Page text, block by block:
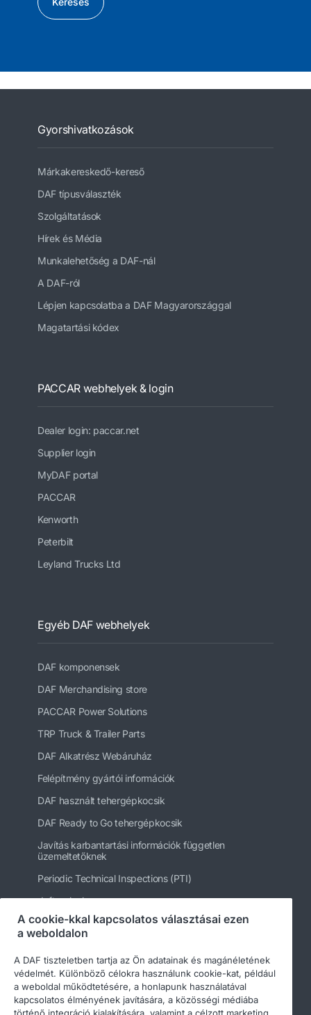
Gyorshivatkozások
Márkakereskedő-kereső
DAF típusválaszték
Szolgáltatások
Hírek és Média
Munkalehetőség a DAF-nál
A DAF-ról
Lépjen kapcsolatba a DAF Magyarországgal
Magatartási kódex
PACCAR webhelyek & login
Dealer login: paccar.net
Supplier login
MyDAF portal
PACCAR
Kenworth
Peterbilt
Leyland Trucks Ltd
Egyéb DAF webhelyek
DAF komponensek
DAF Merchandising store
PACCAR Power Solutions
TRP Truck & Trailer Parts
DAF Alkatrész Webáruház
Felépítmény gyártói információk
DAF használt tehergépkocsik
DAF Ready to Go tehergépkocsik
Javítás karbantartási információk független
üzemeltetőknek
Periodic Technical Inspections (PTI)
daftrucks.hu
Egyéb DAF webhelyek
A cookie-kkal kapcsolatos választásai ezen
a weboldalon
A DAF tiszteletben tartja az Ön adatainak és magánéletének
védelmét. Különböző célokra használunk cookie-kat, például
a weboldal működtetésére, a honlapunk használatával
kapcsolatos élményének javítására, a közösségi médiába